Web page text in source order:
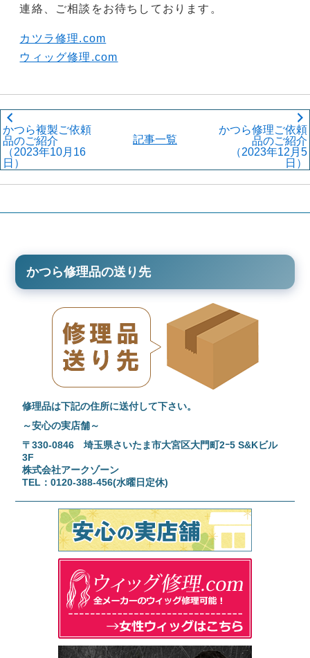
連絡、ご相談をお待ちしております。
カツラ修理.com
ウィッグ修理.com
かつら複製ご依頼
品のご紹介
（2023年10月16
日）
記事一覧
かつら修理ご依頼
品のご紹介
（2023年12月5
日）
かつら修理品の送り先
修理品は下記の住所に送付して下さい。
～安心の実店舗～
〒330-0846 埼玉県さいたま市大宮区大門町2ｰ5 S&Kビル
3F
株式会社アークゾーン
TEL：0120-388-456(水曜日定休)